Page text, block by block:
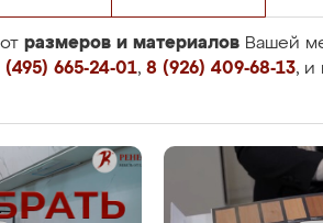
размеров и материалов Вашей
(495) 665-24-01, 8 (926) 409-68-13, и